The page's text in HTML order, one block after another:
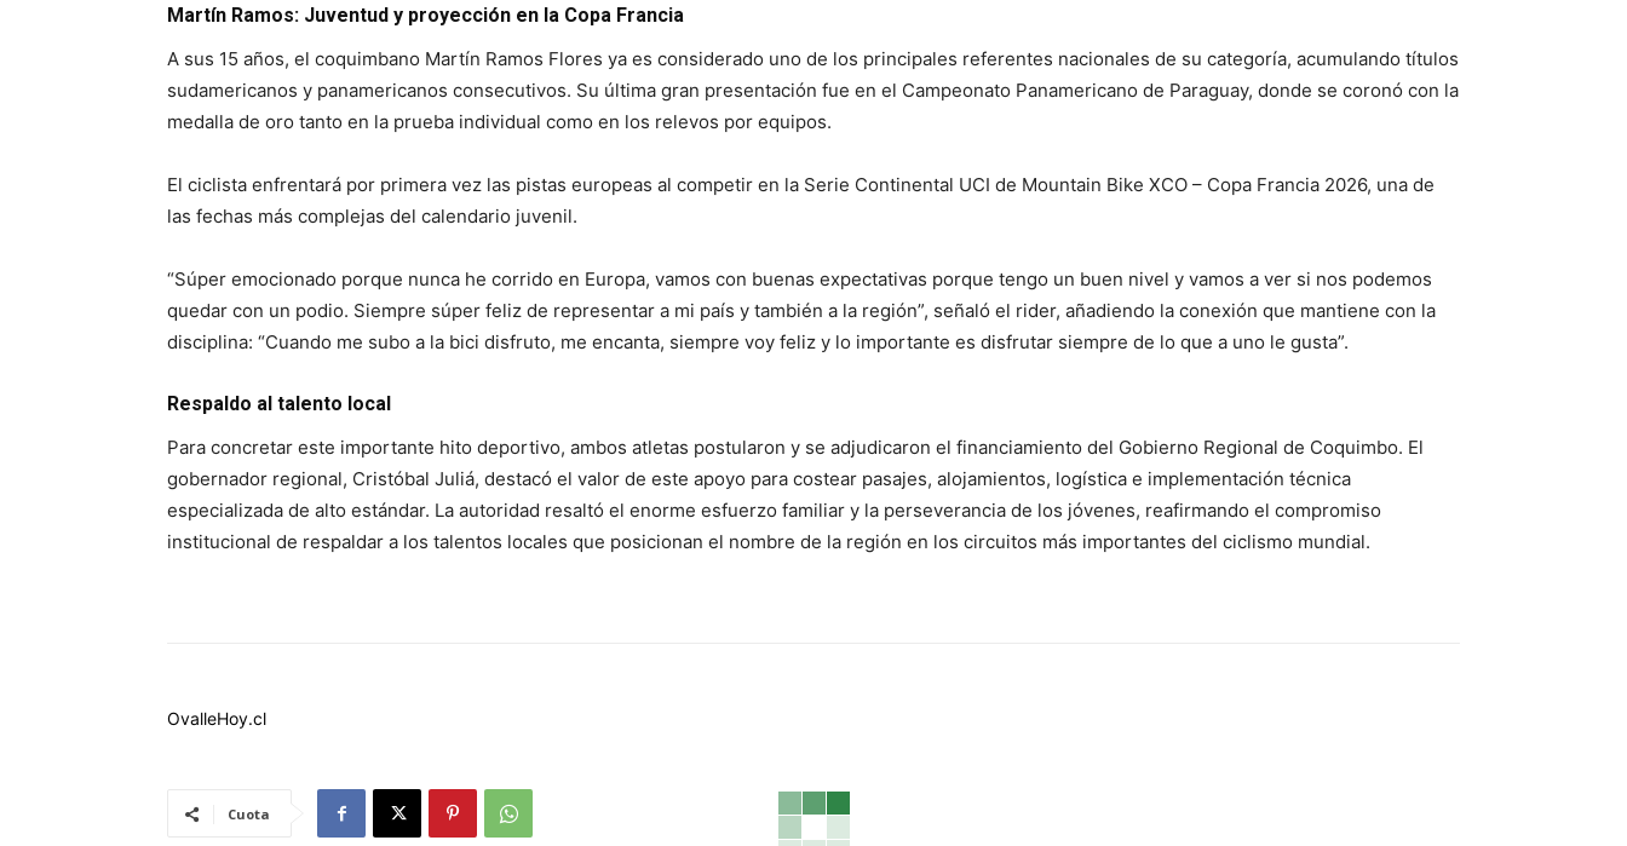
Martín Ramos: Juventud y proyección en la Copa Francia
A sus 15 años, el coquimbano Martín Ramos Flores ya es considerado uno de los principales referentes nacionales de su categoría, acumulando títulos
sudamericanos y panamericanos consecutivos. Su última gran presentación fue en el Campeonato Panamericano de Paraguay, donde se coronó con la
medalla de oro tanto en la prueba individual como en los relevos por equipos.
El ciclista enfrentará por primera vez las pistas europeas al competir en la Serie Continental UCI de Mountain Bike XCO – Copa Francia 2026, una de
las fechas más complejas del calendario juvenil.
“Súper emocionado porque nunca he corrido en Europa, vamos con buenas expectativas porque tengo un buen nivel y vamos a ver si nos podemos
quedar con un podio. Siempre súper feliz de representar a mi país y también a la región”, señaló el rider, añadiendo la conexión que mantiene con la
disciplina: “Cuando me subo a la bici disfruto, me encanta, siempre voy feliz y lo importante es disfrutar siempre de lo que a uno le gusta”.
Respaldo al talento local
Para concretar este importante hito deportivo, ambos atletas postularon y se adjudicaron el financiamiento del Gobierno Regional de Coquimbo. El
gobernador regional, Cristóbal Juliá, destacó el valor de este apoyo para costear pasajes, alojamientos, logística e implementación técnica
especializada de alto estándar. La autoridad resaltó el enorme esfuerzo familiar y la perseverancia de los jóvenes, reafirmando el compromiso
institucional de respaldar a los talentos locales que posicionan el nombre de la región en los circuitos más importantes del ciclismo mundial.
OvalleHoy.cl
Cuota